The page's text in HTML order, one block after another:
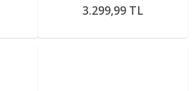
3.299,99 TL